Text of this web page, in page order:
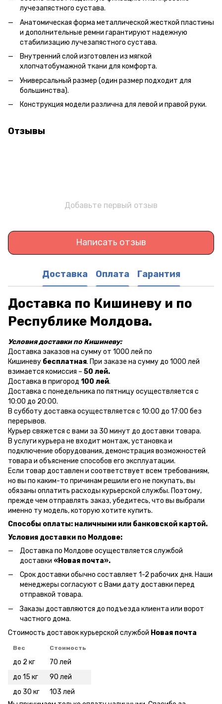
лучезапястного сустава.
Анатомическая форма металлической жесткой пластины
и дополнительные ремни гарантируют надежную
стабилизацию лучезапястного сустава.
Внутренний слой изготовлен из мягкой
хлопчатобумажной ткани для комфорта.
Универсальный размер (один размер подходит для
большинства).
Конструкция модели различна для левой и правой руки.
Отзывы
Добавьте первый отзыв
Написать отзыв
Доставка Оплата Гарантия
Доставка по Кишиневу и по
Республике Молдова.
Условия доставки по Кишиневу:
Доставка заказов на сумму от 1000 лей по
Кишиневу бесплатная. При заказе на сумму до 1000 лей
взимается комиссия – 50 лей.
Доставка в пригород 100 лей.
Доставка с понедельника по пятницу осуществляется с
10:00 до 20:00.
В субботу доставка осуществляется с 10:00 до 17:00 без
перерывов.
Курьер свяжется с вами за 30 минут до доставки товара.
В услуги курьера не входит монтаж, установка и
подключение оборудования, демонстрация возможностей
товара и объяснение способов его эксплуатации.
Если товар доставлен и соответствует всем требованиям,
но вы по каким-то причинам решили его не покупать, вы
обязаны оплатить расходы курьерской службы. Поэтому,
прежде чем отправлять заказ, убедитесь, что вы выбрали
именно ту модель, которую хотите купить.
Способы оплаты: наличными или банковской картой.
Условия доставки по Молдове:
Доставка по Молдове осуществляется службой
доставки «Новая почта».
Срок доставки обычно составляет 1-2 рабочих дня. Наши
менеджеры согласуют с Вами дату доставки перед
отправкой товара.
Заказы доставляются до подъезда клиента или ворот
частного дома.
Стоимость доставок курьерской службой Новая почта
Вес Стоимость
до 2 кг
70 лей
до 15 кг
90 лей
до 30 кг
103 лей